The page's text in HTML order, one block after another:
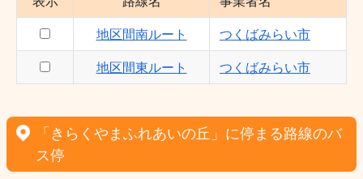
地区間南ルート つくばみらい市
地区間東ルート つくばみらい市
「きらくやまふれあいの丘」に停まる路線のバ
ス停